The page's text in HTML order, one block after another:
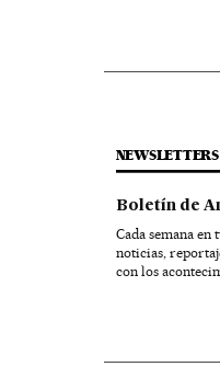
NEWSLETTERS
Boletín de
Cada semana en
noticias,
con los